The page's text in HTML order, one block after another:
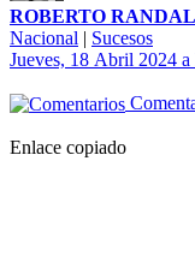
ROBERTO
Nacional | Sucesos
Jueves, 18 Abril 2024 a
Enlace copiado